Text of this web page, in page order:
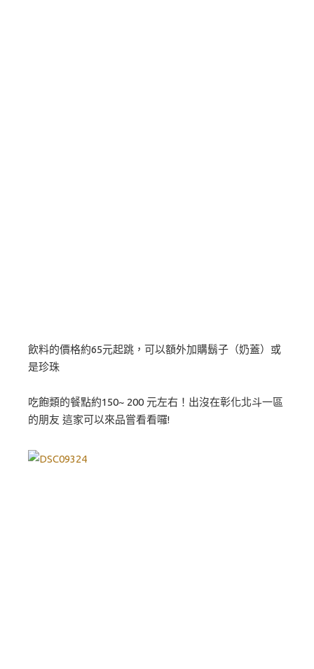
飲料的價格約65元起跳，可以額外加購鬍子（奶蓋）或
是珍珠
吃飽類的餐點約150~ 200 元左右！出沒在彰化北斗一區
的朋友 這家可以來品嘗看看囉!